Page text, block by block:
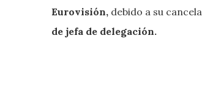
Eurovisión, debido a su
de jefa de delegación.